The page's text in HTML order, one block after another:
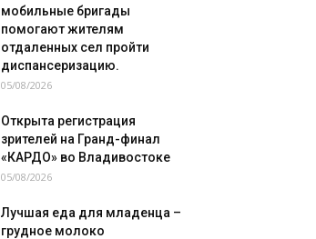
мобильные бригады
помогают жителям
отдаленных сел пройти
диспансеризацию.
05/08/2026
Открыта регистрация
зрителей на Гранд-финал
«КАРДО» во Владивостоке
05/08/2026
Лучшая еда для младенца –
грудное молоко